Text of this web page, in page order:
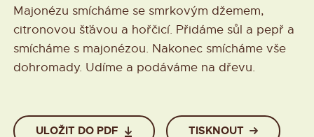
Majonézu smícháme se smrkovým džemem,
citronovou šťávou a hořčicí. Přidáme sůl a pepř a
smícháme s majonézou. Nakonec smícháme vše
dohromady. Udíme a podáváme na dřevu.
ULOŽIT DO PDF TISKNOUT